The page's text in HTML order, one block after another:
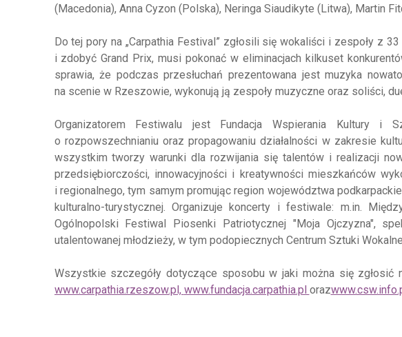
(Macedonia), Anna Cyzon (Polska), Neringa Siaudikyte (Litwa), Martin
Do tej pory na „Carpathia Festival” zgłosili się wokaliści i zespoły z
i zdobyć Grand Prix, musi pokonać w eliminacjach kilkuset
sprawia, że podczas przesłuchań prezentowana jest muzyka
na scenie w Rzeszowie, wykonują ją zespoły muzyczne oraz soliści,
Organizatorem Festiwalu jest Fundacja Wspierania Kultury i
o rozpowszechnianiu oraz propagowaniu działalności w zakresie
wszystkim tworzy warunki dla rozwijania się talentów i realizacji
przedsiębiorczości, innowacyjności i kreatywności mieszkańców
i regionalnego, tym samym promując region województwa
kulturalno-turystycznej. Organizuje koncerty i festiwale: m.in.
Ogólnopolski Festiwal Piosenki Patriotycznej "Moja Ojczyzna",
utalentowanej młodzieży, w tym podopiecznych Centrum Sztuki
Wszystkie szczegóły dotyczące sposobu w jaki można się zgłosić
www.carpathia.rzeszow.pl, www.fundacja.carpathia.pl oraz